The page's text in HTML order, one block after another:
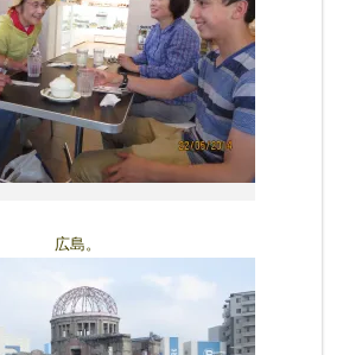
広島。